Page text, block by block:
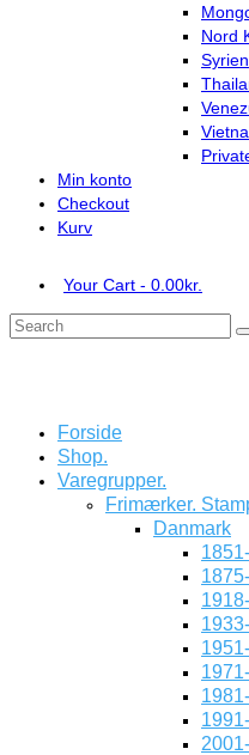
Nord
Syrien
Min konto
Checkout
Kurv
Your Cart - 0.00kr.
Search
Forside
Shop.
Varegrupper.
Frimærker.
Danmark